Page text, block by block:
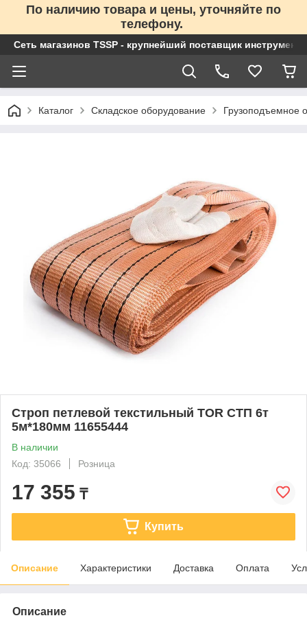
По наличию товара и цены, уточняйте по
телефону.
Сеть магазинов TSSP - крупнейший поставщик
Каталог Складское оборудование Грузоподъемное
Строп петлевой текстильный TOR СТП 6т
5м*180мм 11655444
В наличии
Код: 35066
Розница
17 355 ₸
Купить
Описание Характеристики Доставка Оплата
Описание